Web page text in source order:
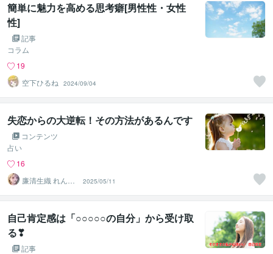
簡単に魅力を高める思考癖[男性性・女性
性]
記事
コラム
19
空下ひるね
2024/09/04
失恋からの大逆転！その方法があるんです
コンテンツ
占い
16
廉清生織 れんせ
い さき
2025/05/11
自己肯定感は「○○○○○の自分」から受け取
る❣
記事